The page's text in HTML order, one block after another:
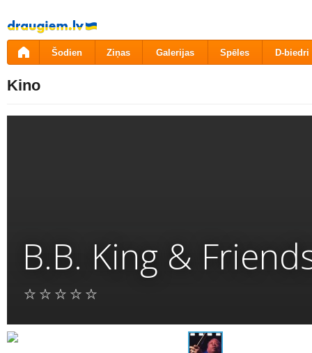
Pāriet
uz
saturu
Šodien Ziņas Galerijas Spēles D-biedri
Kino
B.B. King &